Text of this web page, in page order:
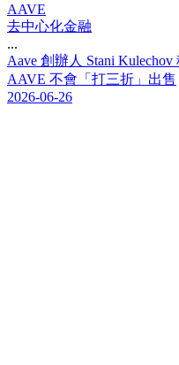
AAVE
去中心化金融
...
Aave 創辦人 Stani Kulechov
AAVE 不會 「 打三折 」 出售
2026-06-26